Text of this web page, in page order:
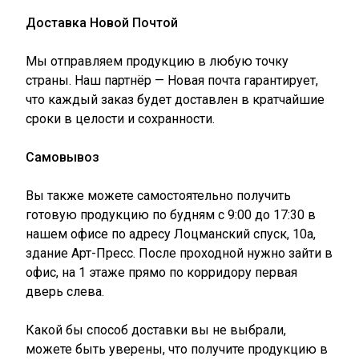
Доставка Новой Почтой
Мы отправляем продукцию в любую точку
страны. Наш партнёр — Новая почта гарантирует,
что каждый заказ будет доставлен в кратчайшие
сроки в целости и сохранности.
Самовывоз
Вы также можете самостоятельно получить
готовую продукцию по будням с 9:00 до 17:30 в
нашем офисе по адресу Лоцманский спуск, 10а,
здание Арт-Пресс. После проходной нужно зайти в
офис, на 1 этаже прямо по корридору первая
дверь слева.
Какой бы способ доставки вы не выбрали,
можете быть уверены, что получите продукцию в